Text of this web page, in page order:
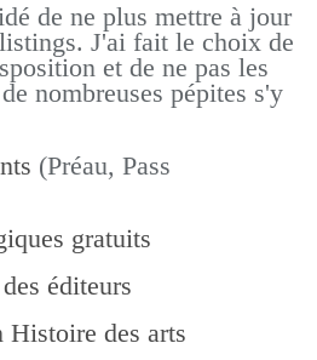
de ne plus mettre à jour
J'ai fait le choix de
et de ne pas les
nombreuses pépites s'y
(Préau, Pass
gratuits
éditeurs
Histoire des arts